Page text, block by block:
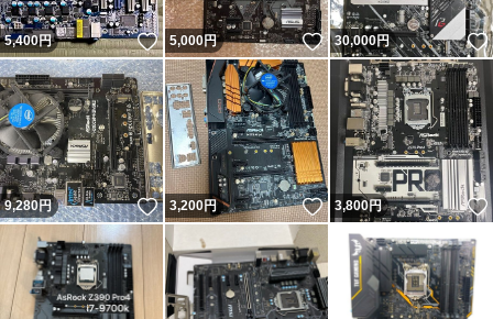
5,400円 いいね！
5,000円 いいね！
30,000円
9,280円 いいね！
3,200円 いいね！
3,800円